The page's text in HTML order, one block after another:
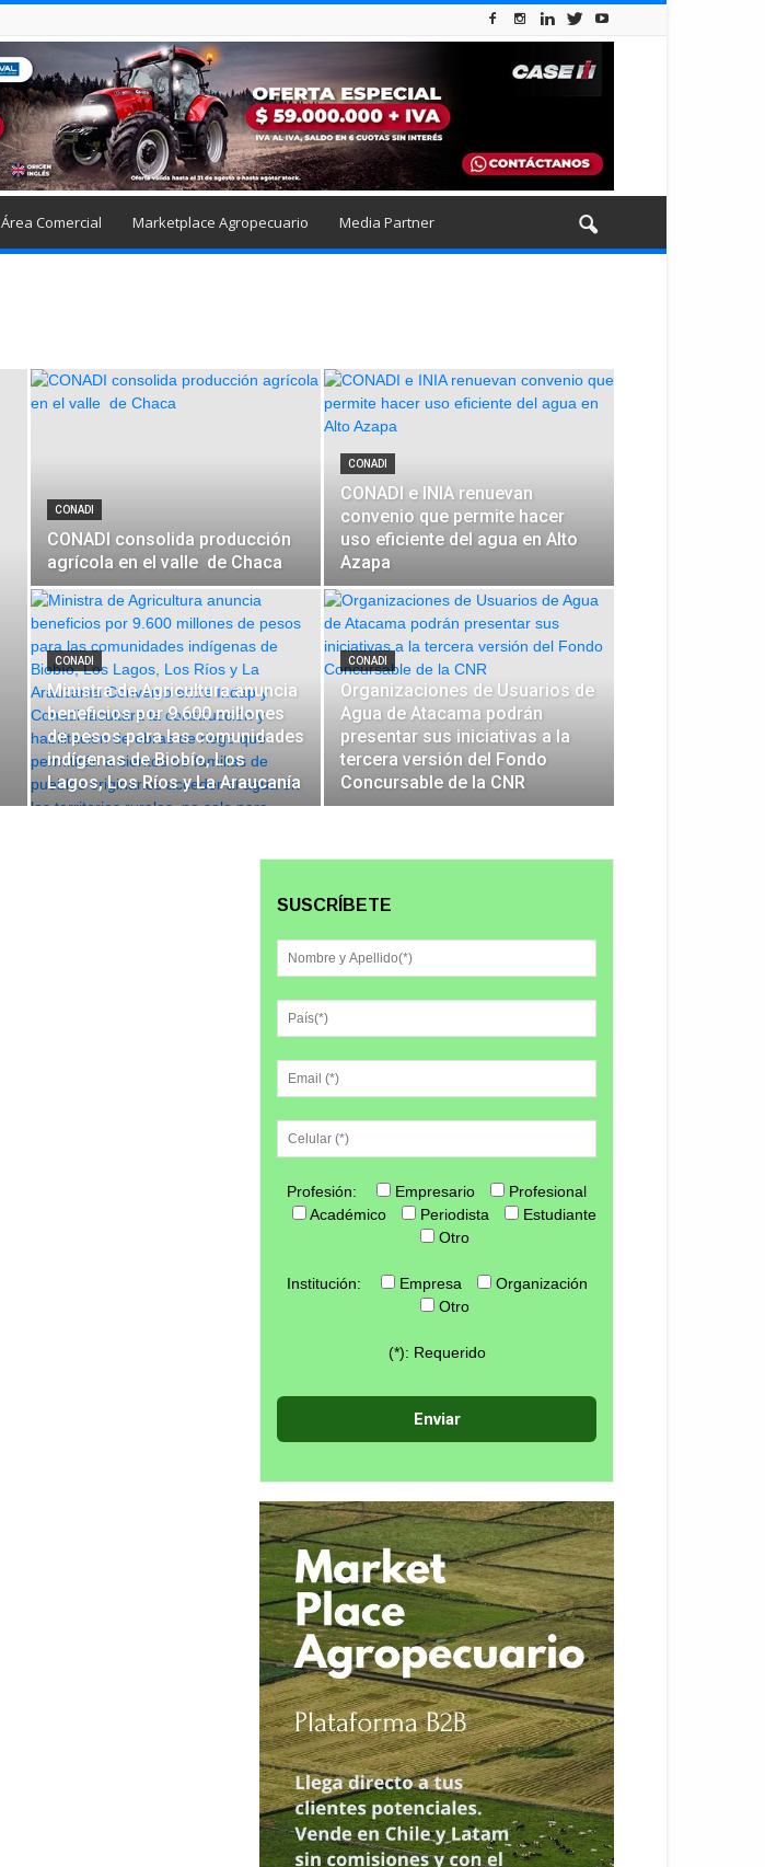
Área Comercial Marketplace Agropecuario Media Partner
CONADI
CONADI consolida producción
agrícola en el valle de Chaca
CONADI
CONADI e INIA renuevan
convenio que permite hacer
uso eficiente del agua en Alto
Azapa
CONADI
Ministra de Agricultura anuncia
beneficios por 9.600 millones
de pesos para las comunidades
indígenas de Biobío, Los
Lagos, Los Ríos y La Araucanía
CONADI
Organizaciones de Usuarios de
Agua de Atacama podrán
presentar sus iniciativas a la
tercera versión del Fondo
Concursable de la CNR
SUSCRÍBETE
Profesión: Empresario
Profesional
Académico
Periodista
Estudiante
Otro
Institución: Empresa
Organización
Otro
(*): Requerido